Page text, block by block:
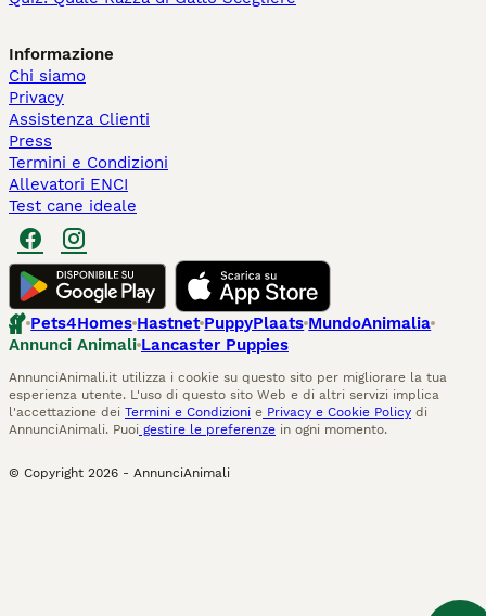
Informazione
Chi siamo
Privacy
Assistenza Clienti
Press
Termini e Condizioni
Allevatori ENCI
Test cane ideale
Pets4Homes Hastnet PuppyPlaats MundoAnimalia
Annunci Animali Lancaster Puppies
AnnunciAnimali.it utilizza i cookie su questo sito per migliorare la tua
esperienza utente. L'uso di questo sito Web e di altri servizi implica
l'accettazione dei Termini e Condizioni e Privacy e Cookie Policy di
AnnunciAnimali. Puoi gestire le preferenze in ogni momento.
© Copyright 2026 - AnnunciAnimali